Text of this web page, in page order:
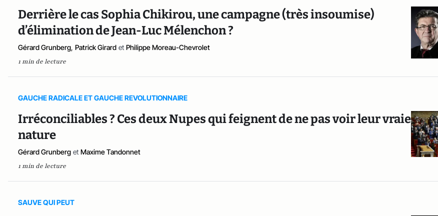
Derrière le cas Sophia Chikirou, une campagne (très insoumise)
d’élimination de Jean-Luc Mélenchon ?
Gérard Grunberg, Patrick Girard et Philippe Moreau-Chevrolet
1 min de lecture
GAUCHE RADICALE ET GAUCHE REVOLUTIONNAIRE
Irréconciliables ? Ces deux Nupes qui feignent de ne pas voir leur vraie
nature
Gérard Grunberg et Maxime Tandonnet
1 min de lecture
SAUVE QUI PEUT